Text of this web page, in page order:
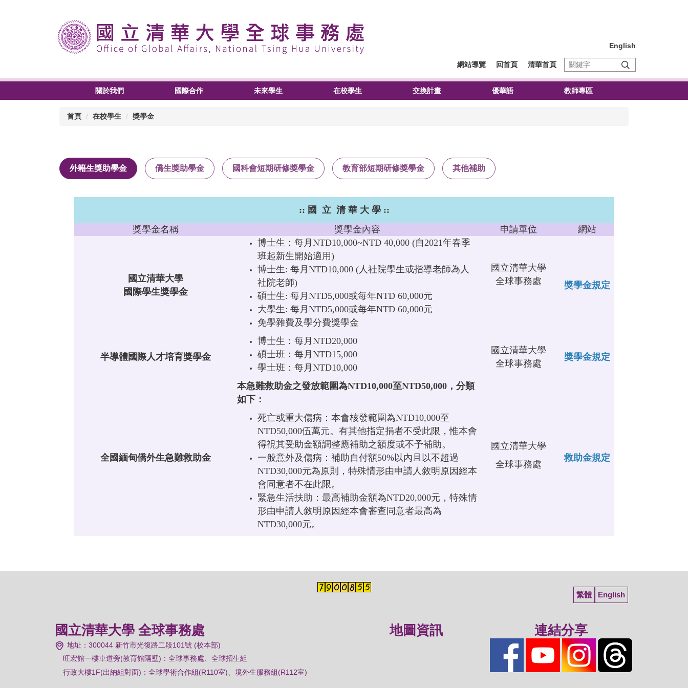
網站導覽 回首頁 清華首頁
English
關於我們 國際合作 未來學生 在校學生 交換計畫 優華語 教師專區
首頁 在校學生 獎學金
外籍生獎助學金 僑生獎助學金 國科會短期研修獎學金 教育部短期研修獎學金 其他補助
:: 國 立 清 華 大 學 ::
獎學金名稱
獎學金內容 申請單位 網站
國立清華大學
國際學生獎學金
博士生：每月NTD10,000~NTD 40,000 (自2021年春季
班起新生開始適用)
博士生: 每月NTD10,000 (人社院學生或指導老師為人
社院老師)
碩士生: 每月NTD5,000或每年NTD 60,000元
大學生: 每月NTD5,000或每年NTD 60,000元
免學雜費及學分費獎學金
國立清華大學
全球事務處
獎學金規定
半導體國際人才培育獎學金
博士生：每月NTD20,000
碩士班：每月NTD15,000
學士班：每月NTD10,000
國立清華大學
全球事務處
獎學金規定
全國緬甸僑外生急難救助金
本急難救助金之發放範圍為NTD10,000至NTD50,000，分類
如下：
死亡或重大傷病：本會核發範圍為NTD10,000至
NTD50,000伍萬元。有其他指定捐者不受此限，惟本會
得視其受助金額調整應補助之額度或不予補助。
一般意外及傷病：補助自付額50%以內且以不超過
NTD30,000元為原則，特殊情形由申請人敘明原因經本
會同意者不在此限。
緊急生活扶助：最高補助金額為NTD20,000元，特殊情
形由申請人敘明原因經本會審查同意者最高為
NTD30,000元。
國立清華大學
全球事務處
救助金規定
繁體 English
國立清華大學 全球事務處
地址：300044 新竹市光復路二段101號 (校本部)
旺宏館一樓車道旁(教育館隔壁)： 全球事務處、全球招生組
行政大樓1F(出納組對面)：全球學術合作組(R110室)、境外生服務組(R112室)
地圖資訊 連結分享